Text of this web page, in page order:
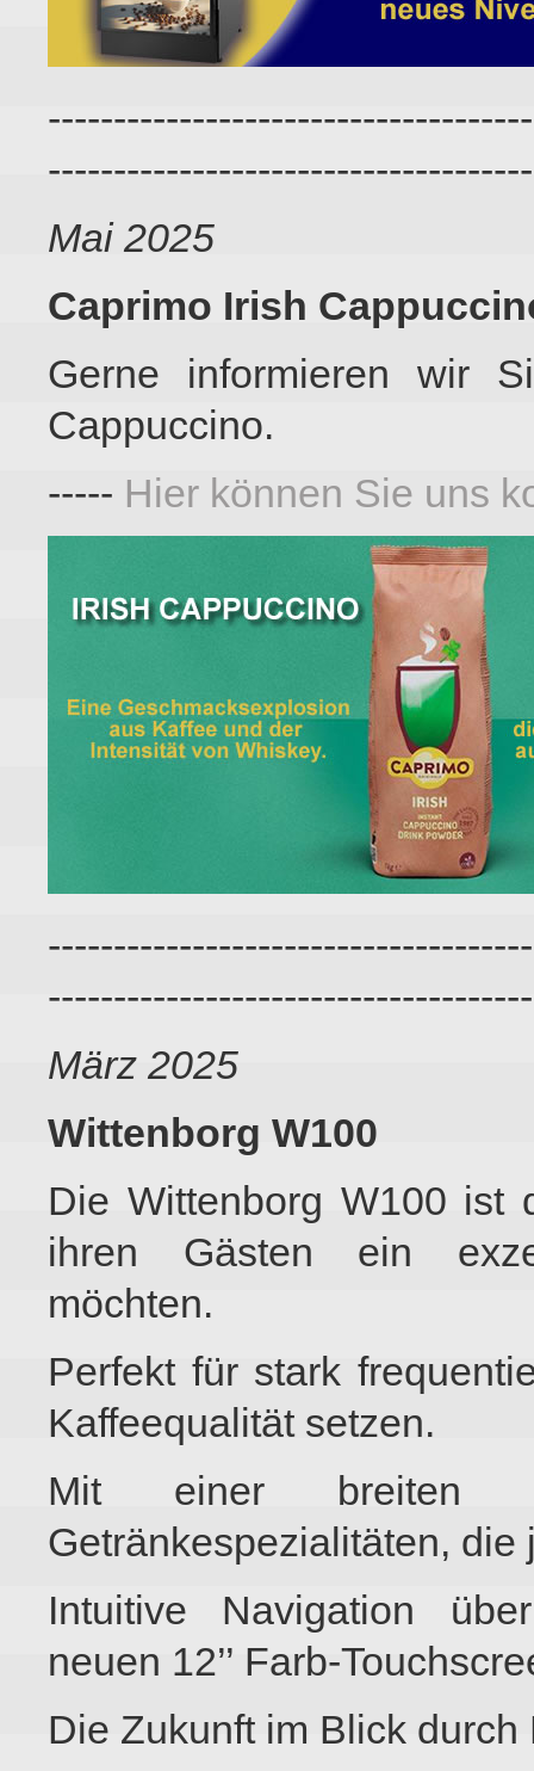
Mai 2025
Caprimo Irish
Gerne informieren wir
Cappuccino.
----- Hier können Sie uns
März 2025
Wittenborg W100
Die Wittenborg W100 ist
ihren Gästen ein
möchten.
Perfekt für stark
Kaffeequalität setzen.
Mit einer breiten
Getränkespezialitäten, die
Intuitive Navigation
neuen 12’’ Farb-
Die Zukunft im Blick